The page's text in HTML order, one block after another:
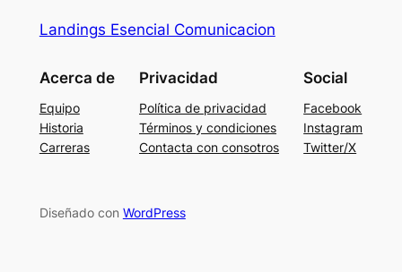
Landings Esencial Comunicacion
Acerca de
Equipo
Historia
Carreras
Privacidad
Política de privacidad
Términos y condiciones
Contacta con consotros
Social
Facebook
Instagram
Twitter/X
Diseñado con WordPress